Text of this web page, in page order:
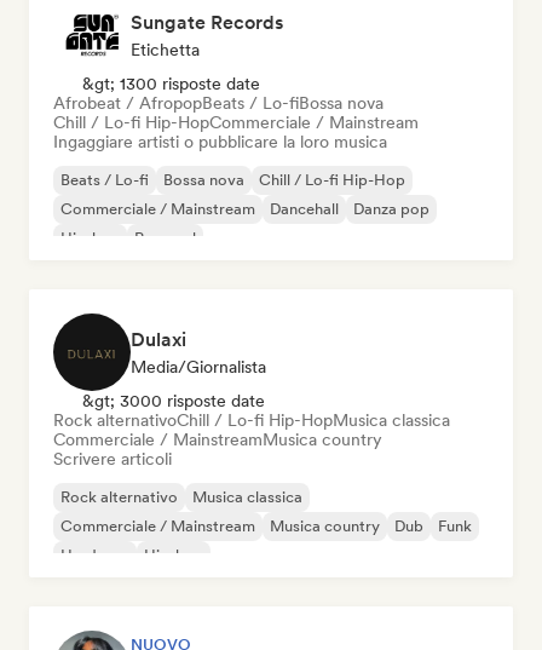
Sungate Records
Etichetta
&gt; 1300 risposte date
Afrobeat / AfropopBeats / Lo-fiBossa nova
Chill / Lo-fi Hip-HopCommerciale / Mainstream
Ingaggiare artisti o pubblicare la loro musica
Beats / Lo-fi Bossa nova
Chill / Lo-fi Hip-Hop
Commerciale / Mainstream
Dancehall
Danza pop
Hip-hop
Pop soul
Dulaxi
Media/Giornalista
&gt; 3000 risposte date
Rock alternativoChill / Lo-fi Hip-HopMusica classica
Commerciale / MainstreamMusica country
Scrivere articoli
Rock alternativo
Musica classica
Commerciale / Mainstream
Musica country Dub
Funk
Hardcore
Hip-hop
NUOVO